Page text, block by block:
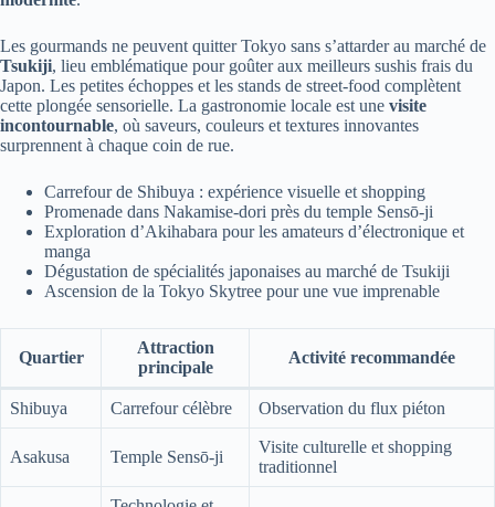
Les gourmands ne peuvent quitter Tokyo sans s’attarder au marché de
Tsukiji, lieu emblématique pour goûter aux meilleurs sushis frais du
Japon. Les petites échoppes et les stands de street-food complètent
cette plongée sensorielle. La gastronomie locale est une visite
incontournable, où saveurs, couleurs et textures innovantes
surprennent à chaque coin de rue.
Carrefour de Shibuya : expérience visuelle et shopping
Promenade dans Nakamise-dori près du temple Sensō-ji
Exploration d’Akihabara pour les amateurs d’électronique et
manga
Dégustation de spécialités japonaises au marché de Tsukiji
Ascension de la Tokyo Skytree pour une vue imprenable
Quartier
Attraction
principale
Activité recommandée
Shibuya Carrefour célèbre Observation du flux piéton
Asakusa Temple Sensō-ji
Visite culturelle et shopping
traditionnel